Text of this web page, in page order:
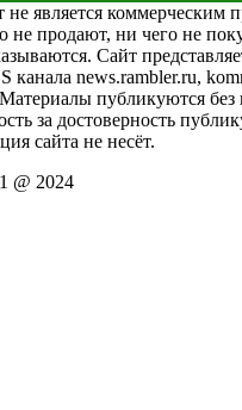
является коммерческим
не продают, ни чего не
Сайт
канала news.rambler.ru,
публикуются без
за достоверность
сайта не несёт.
@ 2024